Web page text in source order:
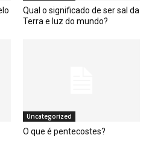
Qual o significado de ser sal da
Terra e luz do mundo?
Uncategorized
O que é pentecostes?